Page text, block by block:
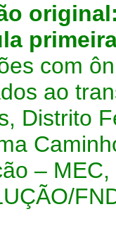
com
ao
Distrito
–